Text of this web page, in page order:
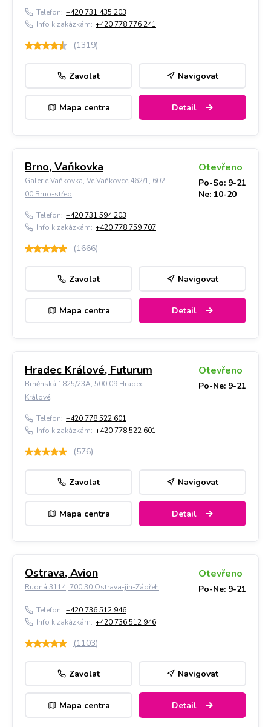
Telefon: +420 731 435 203
Info k zakázkám: +420 778 776 241
(1319)
Zavolat Navigovat
Mapa centra Detail
Brno, Vaňkovka
Galerie Vaňkovka, Ve Vaňkovce 462/1, 602
00 Brno-střed
Otevřeno
Po-So: 9-21
Ne: 10-20
Telefon: +420 731 594 203
Info k zakázkám: +420 778 759 707
(1666)
Zavolat Navigovat
Mapa centra Detail
Hradec Králové, Futurum
Brněnská 1825/23A, 500 09 Hradec
Králové
Otevřeno
Po-Ne: 9-21
Telefon: +420 778 522 601
Info k zakázkám: +420 778 522 601
(576)
Zavolat Navigovat
Mapa centra Detail
Ostrava, Avion
Rudná 3114, 700 30 Ostrava-jih-Zábřeh
Otevřeno
Po-Ne: 9-21
Telefon: +420 736 512 946
Info k zakázkám: +420 736 512 946
(1103)
Zavolat Navigovat
Mapa centra Detail